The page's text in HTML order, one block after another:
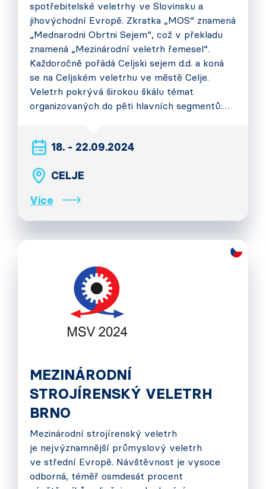
spotřebitelské veletrhy ve Slovinsku a
jihovýchodní Evropě. Zkratka „MOS“ znamená
„Mednarodni Obrtni Sejem“, což v překladu
znamená „Mezinárodní veletrh řemesel“.
Každoročně pořádá Celjski sejem d.d. a koná
se na Celjském veletrhu ve městě Celje.
Veletrh pokrývá širokou škálu témat
organizovaných do pěti hlavních segmentů:…
18. - 22.09.2024
CELJE
Více
MEZINÁRODNÍ
STROJÍRENSKÝ VELETRH
BRNO
Mezinárodní strojírenský veletrh
je nejvýznamnější průmyslový veletrh
ve střední Evropě. Návštěvnost je vysoce
odborná, téměř osmdesát procent